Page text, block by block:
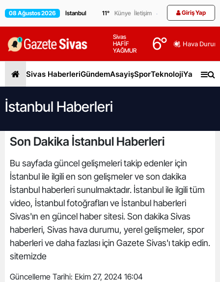
08 Ağustos 2026 11° Künye İletişim Giriş Yap
Sivas
HAFİF
YAĞMUR
6° Hava
Sivas HaberleriGündemAsayişSporTeknolojiYaşam
İstanbul Haberleri
Son Dakika İstanbul Haberleri
Bu sayfada güncel gelişmeleri takip edenler için
İstanbul ile ilgili en son gelişmeler ve son dakika
İstanbul haberleri sunulmaktadır. İstanbul ile ilgili tüm
video, İstanbul fotoğrafları ve İstanbul haberleri
Sivas'ın en güncel haber sitesi. Son dakika Sivas
haberleri, Sivas hava durumu, yerel gelişmeler, spor
haberleri ve daha fazlası için Gazete Sivas'ı takip edin.
sitemizde
Güncelleme Tarihi: Ekim 27, 2024 16:04